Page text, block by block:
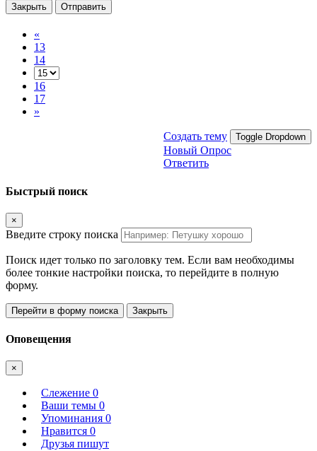
Закрыть Отправить
«
13
14
16
17
»
Создать тему Toggle Dropdown
Новый Опрос
Ответить
Быстрый поиск
×
Введите строку поиска
Поиск идет только по заголовку тем. Если вам необходимы
более тонкие настройки поиска, то перейдите в полную
форму.
Перейти в форму поиска Закрыть
Оповещения
×
Слежение 0
Ваши темы 0
Упоминания 0
Нравится 0
Друзья пишут